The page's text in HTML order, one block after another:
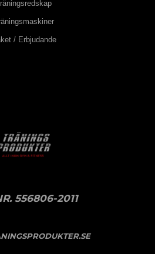
/ Erbjudande
556806-2011